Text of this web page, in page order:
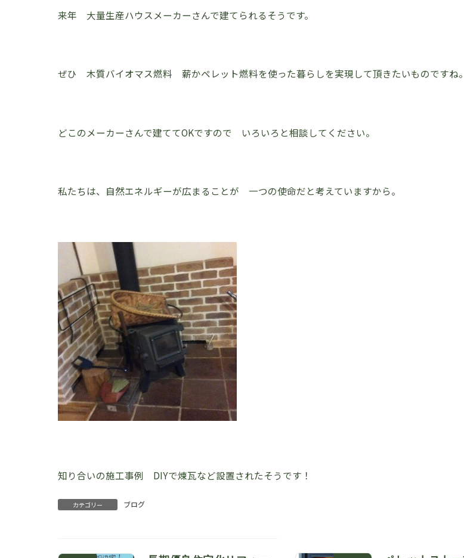
来年 大量生産ハウスメーカーさんで建てられるそうです。
ぜひ 木質バイオマス燃料 薪かペレット燃料を使った暮らしを実現して頂きたいものですね。
どこのメーカーさんで建ててOKですので いろいろと相談してください。
私たちは、自然エネルギーが広まることが 一つの使命だと考えていますから。
知り合いの施工事例 DIYで煉瓦など設置されたそうです！
カテゴリー ブログ